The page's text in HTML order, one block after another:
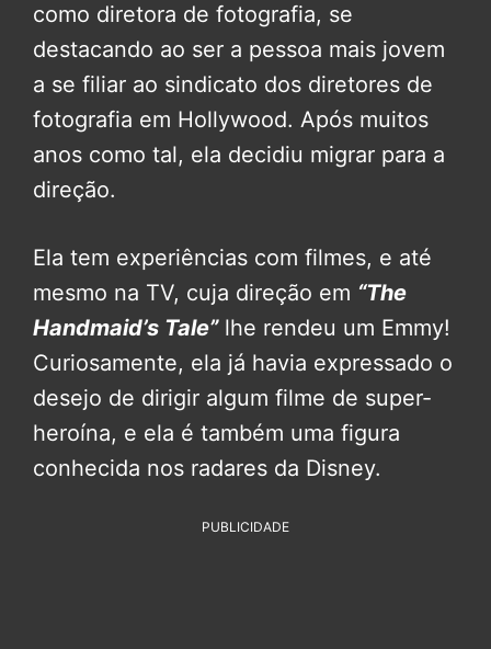
como diretora de fotografia, se
destacando ao ser a pessoa mais jovem
a se filiar ao sindicato dos diretores de
fotografia em Hollywood. Após muitos
anos como tal, ela decidiu migrar para a
direção.
Ela tem experiências com filmes, e até
mesmo na TV, cuja direção em “The
Handmaid’s Tale”lhe rendeu um Emmy!
Curiosamente, ela já havia expressado o
desejo de dirigir algum filme de super-
heroína, e ela é também uma figura
conhecida nos radares da Disney.
PUBLICIDADE